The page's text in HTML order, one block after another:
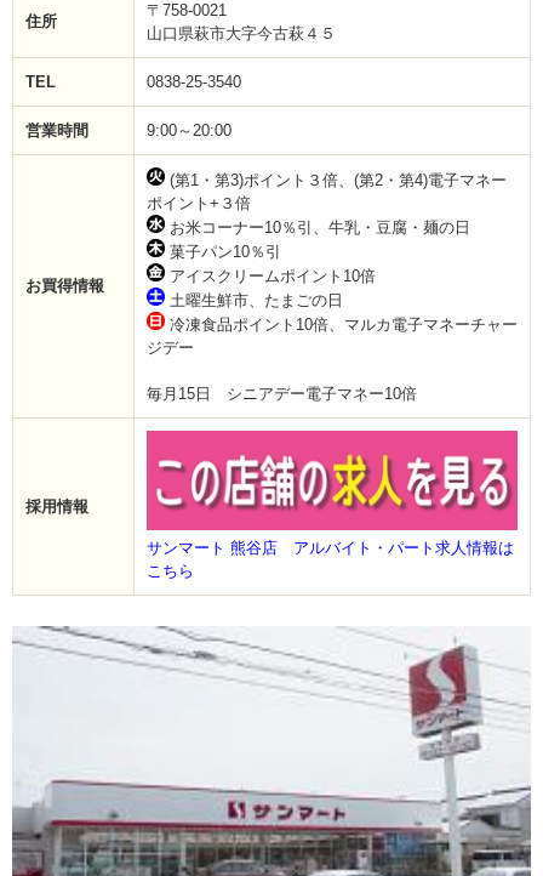
住所
〒758-0021
山口県萩市大字今古萩４５
TEL 0838-25-3540
営業時間 9:00～20:00
お買得情報
(第1・第3)ポイント３倍、(第2・第4)電子マネー
ポイント+３倍
お米コーナー10％引、牛乳・豆腐・麺の日
菓子パン10％引
アイスクリームポイント10倍
土曜生鮮市、たまごの日
冷凍食品ポイント10倍、マルカ電子マネーチャー
ジデー
毎月15日 シニアデー電子マネー10倍
採用情報
サンマート 熊谷店 アルバイト・パート求人情報は
こちら